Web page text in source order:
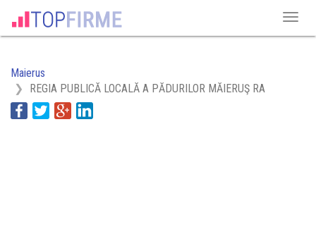
Maierus
REGIA PUBLICĂ LOCALĂ A PĂDURILOR MĂIERUŞ RA